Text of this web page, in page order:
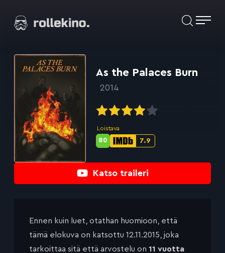
suoraan
Elokuvat ja elokuva-arviot | Rollekino.fi
jälkeen.
Katso traileri
As the Palaces Burn
2014
Loistava
IMDb-
7.9
Metascore-
80
Ennen kuin luet, otathan huomioon, että
tämä elokuva on katsottu 12.11.2015, joka
tarkoittaa sitä että arvostelu on 11 vuotta